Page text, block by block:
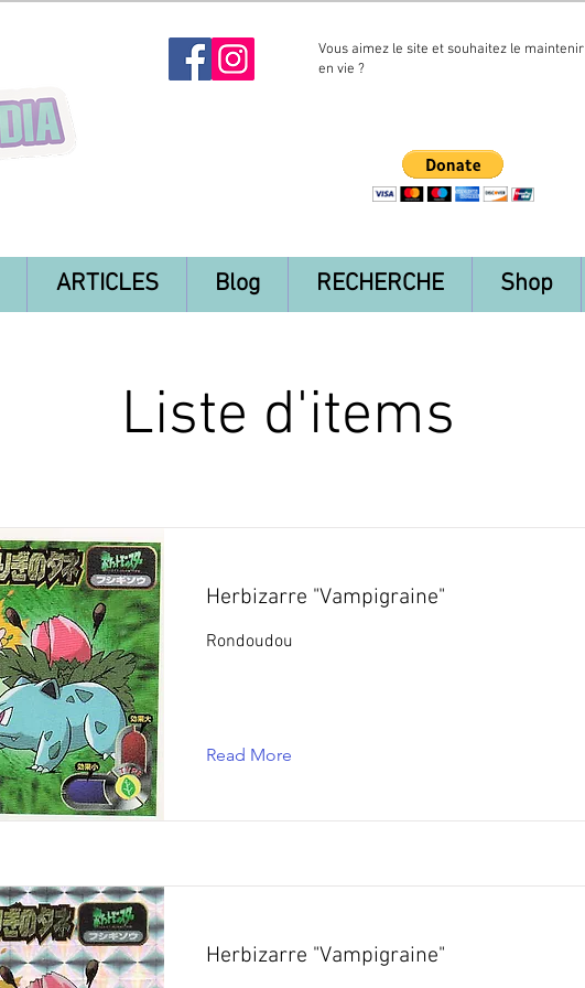
Vous aimez le site et souhaitez le maintenir
en vie ?
ARTICLES Blog RECHERCHE Shop
Liste d'items
Herbizarre "Vampigraine"
Rondoudou
Read More
Herbizarre "Vampigraine"